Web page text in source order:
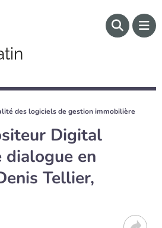
des logiciels de gestion immobilière
Digital
en
Tellier,